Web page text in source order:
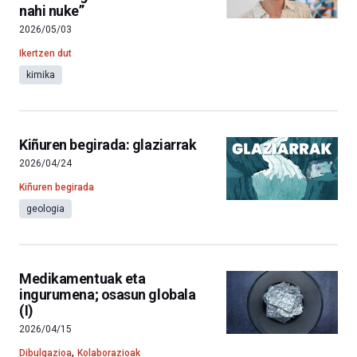
nahi nuke”
2026/05/03
Ikertzen dut
kimika
Kiñuren begirada: glaziarrak
2026/04/24
Kiñuren begirada
geologia
Medikamentuak eta
ingurumena; osasun globala
(I)
2026/04/15
Dibulgazioa, Kolaborazioak